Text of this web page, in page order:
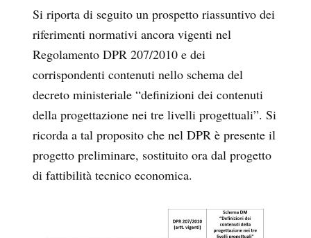
Si riporta di seguito un prospetto riassuntivo dei
riferimenti normativi ancora vigenti nel
Regolamento DPR 207/2010 e dei
corrispondenti contenuti nello schema del
decreto ministeriale “definizioni dei contenuti
della progettazione nei tre livelli progettuali”. Si
ricorda a tal proposito che nel DPR è presente il
progetto preliminare, sostituito ora dal progetto
di fattibilità tecnico economica.